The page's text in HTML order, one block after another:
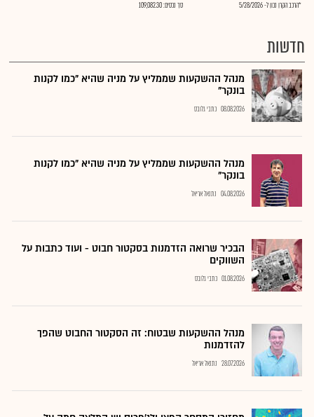
*הרכב הקרן נכון ל- 5/28/2026 סך נכסים: 109,082.30
חדשות
מנהל ההשקעות שממליץ על מניה שהיא "כמו לקנות
בונקר"
08.08.2026 כתבי גלובס
מנהל ההשקעות שממליץ על מניה שהיא "כמו לקנות
בונקר"
04.08.2026 נתנאל אריאל
הבכיר שרואה הזדמנות בסקטור חבוט - ועוד כתבות על
השווקים
01.08.2026 כתבי גלובס
מנהל ההשקעות שבטוח: זה הסקטור החבוט שהפך
להזדמנות
28.07.2026 נתנאל אריאל